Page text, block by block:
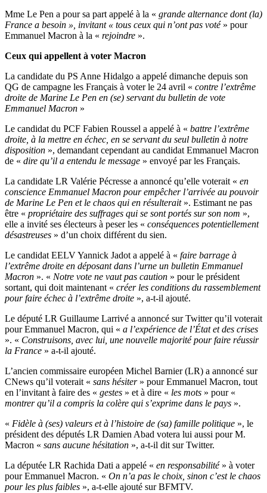
Mme Le Pen a pour sa part appelé à la « grande alternance dont (la)
France a besoin », invitant « tous ceux qui n’ont pas voté» pour
Emmanuel Macron à la « rejoindre ».
Ceux qui appellent à voter Macron
La candidate du PS Anne Hidalgo a appelé dimanche depuis son
QG de campagne les Français à voter le 24 avril « contre l’extrême
droite de Marine Le Pen en (se) servant du bulletin de vote
Emmanuel Macron »
Le candidat du PCF Fabien Roussel a appelé à « battre l’extrême
droite, à la mettre en échec, en se servant du seul bulletin à notre
disposition », demandant cependant au candidat Emmanuel Macron
de « dire qu’il a entendu le message » envoyé par les Français.
La candidate LR Valérie Pécresse a annoncé qu’elle voterait « en
conscience Emmanuel Macron pour empêcher l’arrivée au pouvoir
de Marine Le Pen et le chaos qui en résulterait». Estimant ne pas
être « propriétaire des suffrages qui se sont portés sur son nom »,
elle a invité ses électeurs à peser les « conséquences potentiellement
désastreuses » d’un choix différent du sien.
Le candidat EELV Yannick Jadot a appelé à « faire barrage à
l’extrême droite en déposant dans l’urne un bulletin Emmanuel
Macron ». « Notre vote ne vaut pas caution » pour le président
sortant, qui doit maintenant « créer les conditions du rassemblement
pour faire échec à l’extrême droite », a-t-il ajouté.
Le député LR Guillaume Larrivé a annoncé sur Twitter qu’il voterait
pour Emmanuel Macron, qui « a l’expérience de l’État et des crises
». « Construisons, avec lui, une nouvelle majorité pour faire réussir
la France » a-t-il ajouté.
L’ancien commissaire européen Michel Barnier (LR) a annoncé sur
CNews qu’il voterait « sans hésiter» pour Emmanuel Macron, tout
en l’invitant à faire des « gestes » et à dire « les mots » pour «
montrer qu’il a compris la colère qui s’exprime dans le pays ».
« Fidèle à (ses) valeurs et à l’histoire de (sa) famille politique », le
président des députés LR Damien Abad votera lui aussi pour M.
Macron « sans aucune hésitation », a-t-il dit sur Twitter.
La députée LR Rachida Dati a appelé « en responsabilité» à voter
pour Emmanuel Macron. « On n’a pas le choix, sinon c’est le chaos
pour les plus faibles », a-t-elle ajouté sur BFMTV.